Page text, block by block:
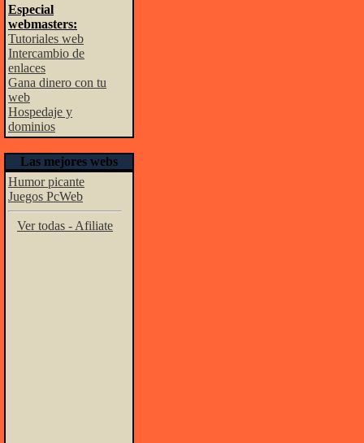
Especial
webmasters:
Tutoriales web
Intercambio de
enlaces
Gana dinero con tu
web
Hospedaje y
dominios
Las mejores webs
Humor picante
Juegos PcWeb
Ver todas - Afiliate